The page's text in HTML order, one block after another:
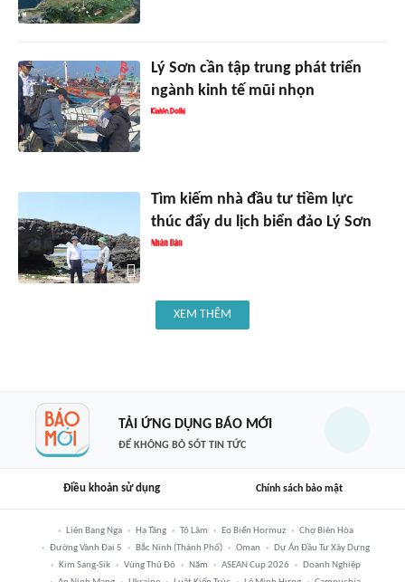
Lý Sơn cần tập trung phát triển
ngành kinh tế mũi nhọn
Tìm kiếm nhà đầu tư tiềm lực
thúc đẩy du lịch biển đảo Lý Sơn
XEM THÊM
TẢI ỨNG DỤNG BÁO MỚI
ĐỂ KHÔNG BỎ SÓT TIN TỨC
Điều khoản sử dụng Chính sách bảo mật
Liên Bang Nga Hạ Tầng Tô Lâm Eo Biển Hormuz
Chợ Biên Hòa
Đường Vành Đai 5
Bắc Ninh (thành Phố) Oman
Dự Án Đầu Tư Xây Dựng
Kim Sang-Sik
Vùng Thủ Đô Năm ASEAN Cup 2026
Doanh Nghiệp